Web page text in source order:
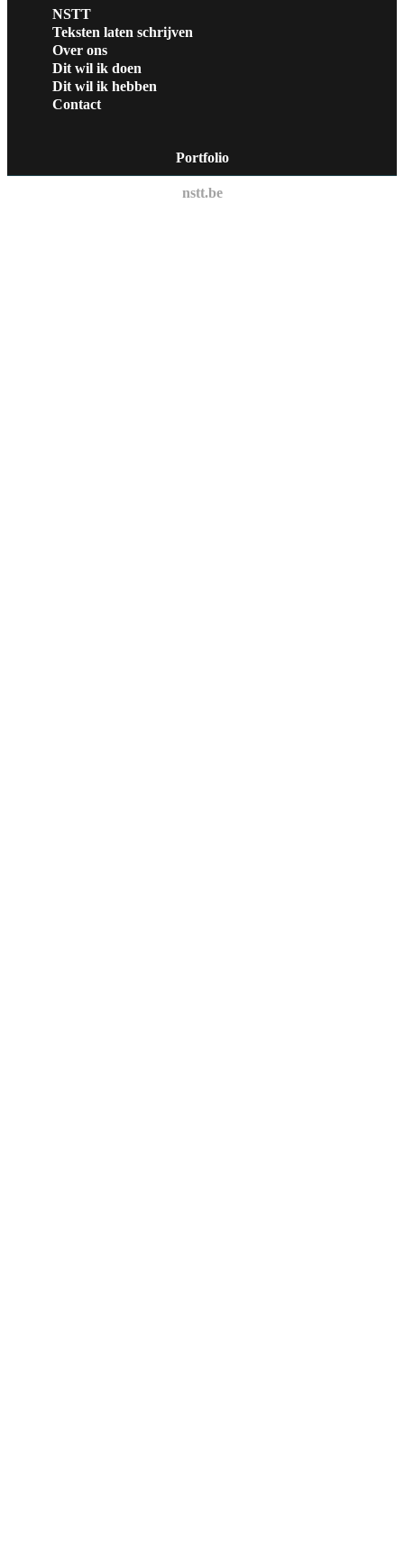
NSTT
Teksten laten schrijven
Over ons
Dit wil ik doen
Dit wil ik hebben
Contact
Portfolio
nstt.be